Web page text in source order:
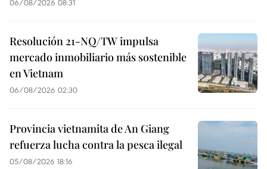
06/08/2026 08:31
Resolución 21-NQ/TW impulsa
mercado inmobiliario más sostenible
en Vietnam
06/08/2026 02:30
Provincia vietnamita de An Giang
refuerza lucha contra la pesca ilegal
05/08/2026 18:16